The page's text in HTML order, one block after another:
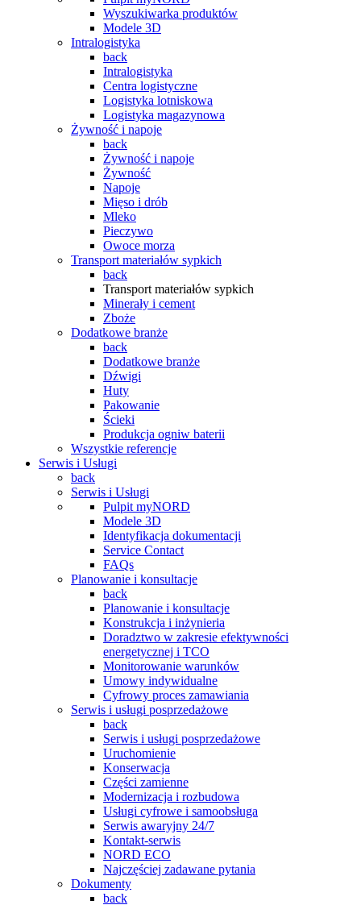
Wyszukiwarka produktów
Modele 3D
Intralogistyka
back
Intralogistyka
Centra logistyczne
Logistyka lotniskowa
Logistyka magazynowa
Żywność i napoje
back
Żywność i napoje
Żywność
Napoje
Mięso i drób
Mleko
Pieczywo
Owoce morza
Transport materiałów sypkich
back
Transport materiałów sypkich
Minerały i cement
Zboże
Dodatkowe branże
back
Dodatkowe branże
Dźwigi
Huty
Pakowanie
Ścieki
Produkcja ogniw baterii
Wszystkie referencje
Serwis i Usługi
back
Serwis i Usługi
Pulpit myNORD
Modele 3D
Identyfikacja dokumentacji
Service Contact
FAQs
Planowanie i konsultacje
back
Planowanie i konsultacje
Konstrukcja i inżynieria
Doradztwo w zakresie efektywności
energetycznej i TCO
Monitorowanie warunków
Umowy indywidualne
Cyfrowy proces zamawiania
Serwis i usługi posprzedażowe
back
Serwis i usługi posprzedażowe
Uruchomienie
Konserwacja
Części zamienne
Modernizacja i rozbudowa
Usługi cyfrowe i samoobsługa
Serwis awaryjny 24/7
Kontakt-serwis
NORD ECO
Najczęściej zadawane pytania
Dokumenty
back